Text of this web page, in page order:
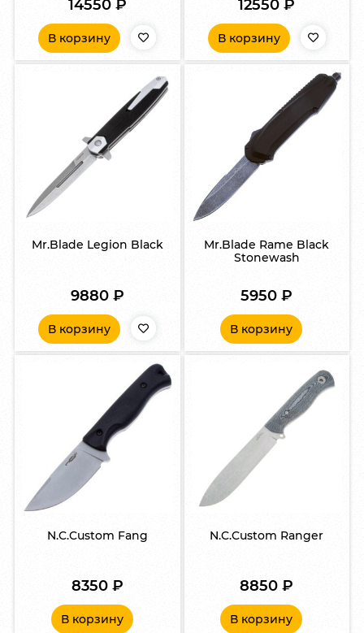
14550 ₽
В корзину
12550₽
В корзину
Mr.Blade Legion Black
9880 ₽
В корзину
Mr.Blade Rame Black
Stonewash
5950₽
В корзину
N.C.Custom Fang
8350 ₽
В корзину
N.C.Custom Ranger
8850₽
В корзину